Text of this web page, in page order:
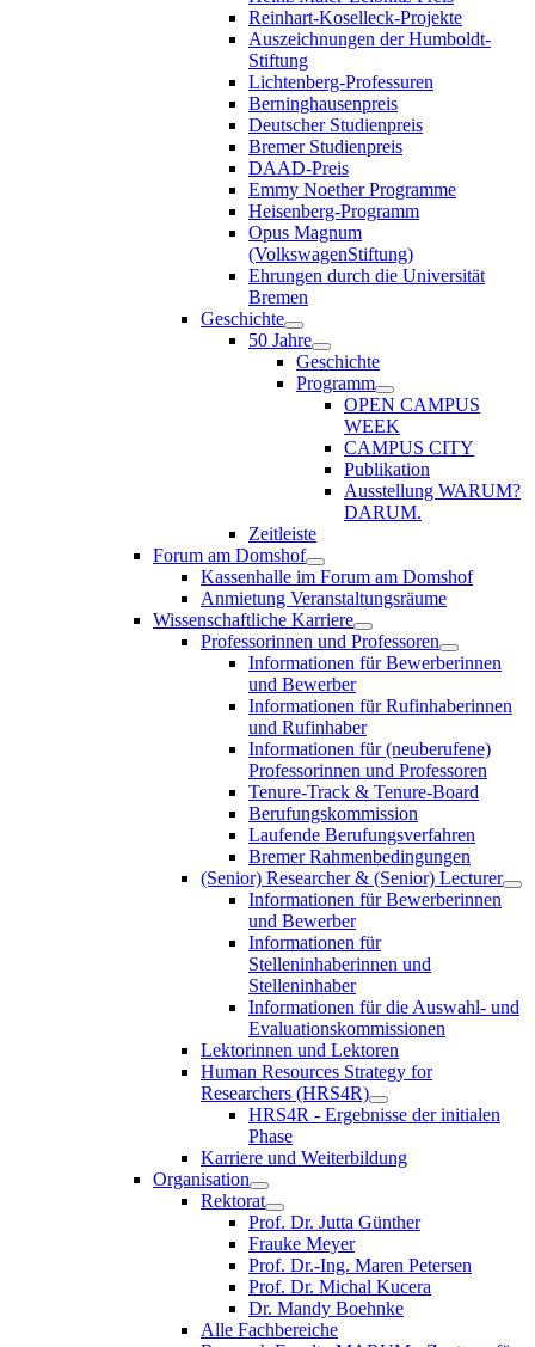
Reinhart-Koselleck-Projekte
Auszeichnungen der Humboldt-
Stiftung
Lichtenberg-Professuren
Berninghausenpreis
Deutscher Studienpreis
Bremer Studienpreis
DAAD-Preis
Emmy Noether Programme
Heisenberg-Programm
Opus Magnum
(VolkswagenStiftung)
Ehrungen durch die Universität
Bremen
Geschichte
50 Jahre
Geschichte
Programm
OPEN CAMPUS
WEEK
CAMPUS CITY
Publikation
Ausstellung WARUM?
DARUM.
Zeitleiste
Forum am Domshof
Kassenhalle im Forum am Domshof
Anmietung Veranstaltungsräume
Wissenschaftliche Karriere
Professorinnen und Professoren
Informationen für Bewerberinnen
und Bewerber
Informationen für Rufinhaberinnen
und Rufinhaber
Informationen für (neuberufene)
Professorinnen und Professoren
Tenure-Track & Tenure-Board
Berufungskommission
Laufende Berufungsverfahren
Bremer Rahmenbedingungen
(Senior) Researcher & (Senior) Lecturer
Informationen für Bewerberinnen
und Bewerber
Informationen für
Stelleninhaberinnen und
Stelleninhaber
Informationen für die Auswahl- und
Evaluationskommissionen
Lektorinnen und Lektoren
Human Resources Strategy for
Researchers (HRS4R)
HRS4R - Ergebnisse der initialen
Phase
Karriere und Weiterbildung
Organisation
Rektorat
Prof. Dr. Jutta Günther
Frauke Meyer
Prof. Dr.-Ing. Maren Petersen
Prof. Dr. Michal Kucera
Dr. Mandy Boehnke
Alle Fachbereiche